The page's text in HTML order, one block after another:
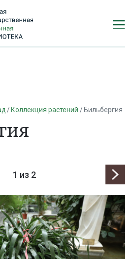
Коллекция растений Бильбергия
1 из 2